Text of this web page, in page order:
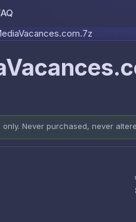
Never purchased, never